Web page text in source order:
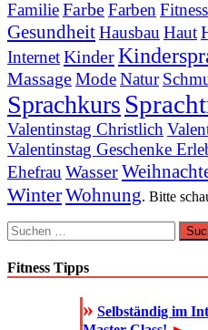
FamilieFarbeFarben
GesundheitHausbau Haut
InternetKinder
MassageModeNatur
Sprachkurs
Valentinstag Christlich
Valentinstag Geschenke
Ehefrau Wasser
WinterWohnung. Bitte
Suchen
nach:
Fitness Tipps
» Selbständig im